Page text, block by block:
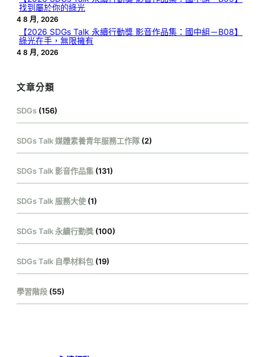
找到屬於你的綠光
4 8 月, 2026
【2026 SDGs Talk 永續行動獎 影音作品集：國中組－B08】
綠光在手，無限擁有
4 8 月, 2026
文章分類
SDGs (156)
SDGs Talk 媒體素養青年服務工作隊 (2)
SDGs Talk 影音作品集 (131)
SDGs Talk 服務大使 (1)
SDGs Talk 永續行動獎 (100)
SDGs Talk 自學材料包 (19)
學習階段 (55)